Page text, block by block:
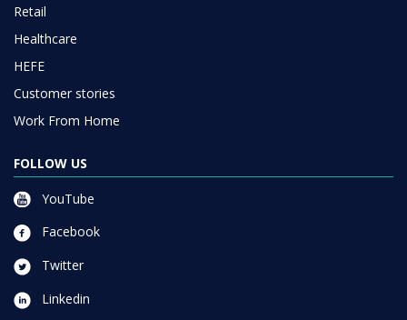
Retail
Healthcare
HEFE
Customer stories
Work From Home
FOLLOW US
YouTube
Facebook
Twitter
Linkedin